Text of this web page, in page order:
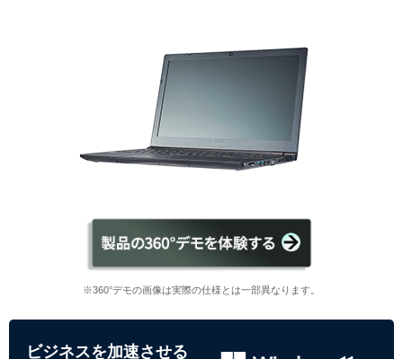
※360°デモの画像は実際の仕様とは一部異なります。
ビジネスを加速させる